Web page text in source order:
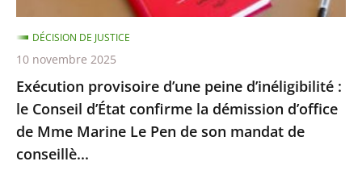
confirme
la
démission
d’office
de
Mme
Marine
Exécution provisoire d’une peine d’inéligibilité :
le Conseil d’État confirme la démission d’office
de Mme Marine Le Pen de son mandat de
conseillè...
DÉCISION DE JUSTICE
10 novembre 2025